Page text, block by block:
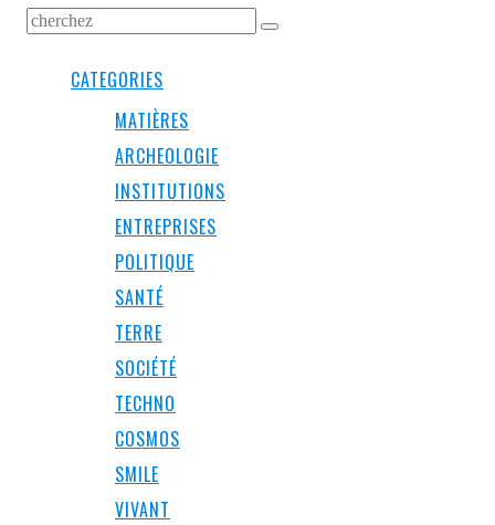
CATEGORIES
MATIÈRES
ARCHEOLOGIE
INSTITUTIONS
ENTREPRISES
POLITIQUE
SANTÉ
TERRE
SOCIÉTÉ
TECHNO
COSMOS
SMILE
VIVANT